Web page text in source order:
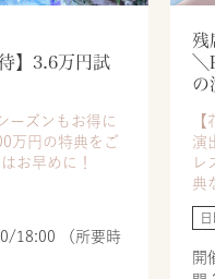
】3.6万円試
ーズンもお得に
万円の特典をご
お早めに！
18:00 （所要時
残
＼
の
演
レ
典
開